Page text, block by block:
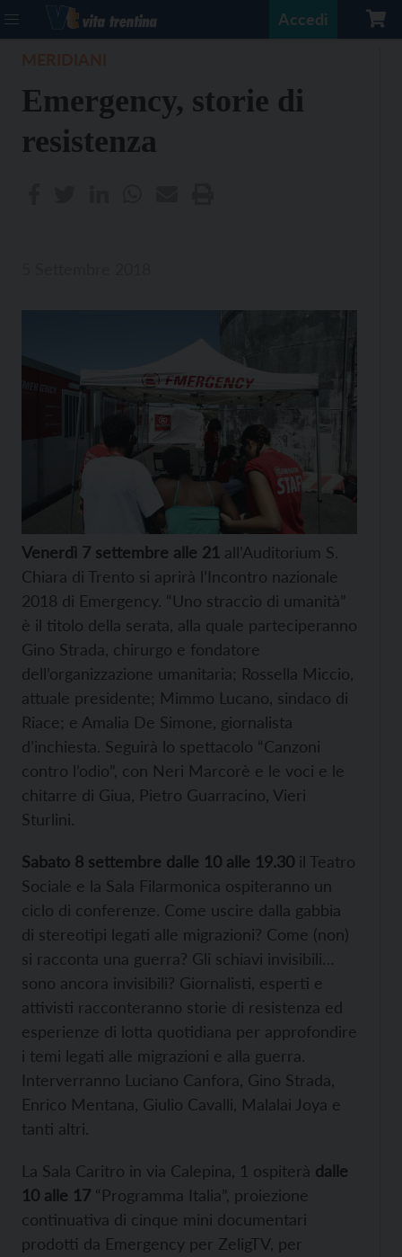
Accedi
Emergency, storie di
resistenza
Venerdì 7 settembre alle 21 all’Auditorium S.
Chiara di Trento si aprirà l’Incontro nazionale
2018 di Emergency. “Uno straccio di umanità”
è il titolo della serata, alla quale parteciperanno
Gino Strada, chirurgo e fondatore
dell’organizzazione umanitaria; Rossella Miccio,
attuale presidente; Mimmo Lucano, sindaco di
Riace; e Amalia De Simone, giornalista
d’inchiesta. Seguirà lo spettacolo “Canzoni
contro l’odio”, con Neri Marcorè e le voci e le
chitarre di Giua, Pietro Guarracino, Vieri
Sturlini.
Sabato 8 settembre dalle 10 alle 19.30 il Teatro
Sociale e la Sala Filarmonica ospiteranno un
ciclo di conferenze. Come uscire dalla gabbia
di stereotipi legati alle migrazioni? Come (non)
si racconta una guerra? Gli schiavi invisibili…
sono ancora invisibili? Giornalisti, esperti e
attivisti racconteranno storie di resistenza ed
esperienze di lotta quotidiana per approfondire
i temi legati alle migrazioni e alla guerra.
Interverranno Luciano Canfora, Gino Strada,
Enrico Mentana, Giulio Cavalli, Malalai Joya e
tanti altri.
La Sala Caritro in via Calepina, 1 ospiterà dalle
10 alle 17 “Programma Italia”, proiezione
continuativa di cinque mini documentari
prodotti da Emergency per ZeligTV, per